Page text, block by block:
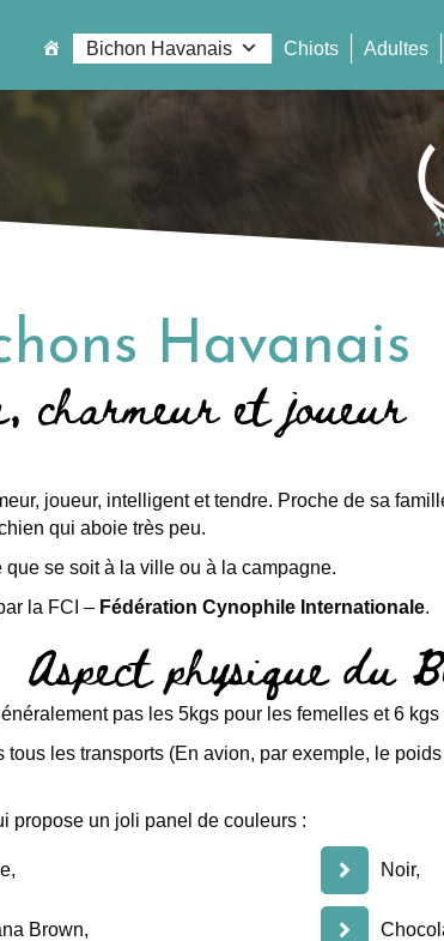
Bichon Havanais Chiots Adultes
Havanais
charmeur et joueur
joueur, intelligent et tendre. Proche de sa
qui aboie très peu.
se soit à la ville ou à la campagne.
la FCI – Fédération Cynophile Internationale.
Aspect physique du
pas les 5kgs pour les femelles et 6
les transports (En avion, par exemple, le
propose un joli panel de couleurs :
Brown,
Noir,